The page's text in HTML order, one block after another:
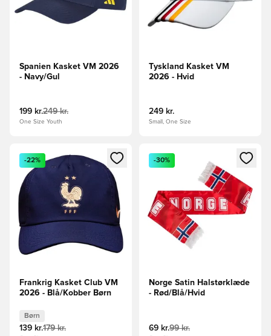
Spanien Kasket VM 2026
- Navy/Gul
199 kr.249 kr.
One Size Youth
Tyskland Kasket VM
2026 - Hvid
249 kr.
Small, One Size
Åbner en Modal til at logge ind eller tilmelde dig som
-22%
Frankrig Kasket Club VM
2026 - Blå/Kobber Børn
Børn
139 kr.179 kr.
Åbner en Modal til at logge
-30%
Norge Satin Halstørklæde
- Rød/Blå/Hvid
69 kr.99 kr.